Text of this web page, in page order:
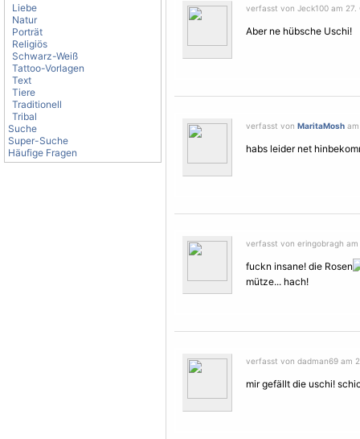
Liebe
Natur
Porträt
Religiös
Schwarz-Weiß
Tattoo-Vorlagen
Text
Tiere
Traditionell
Tribal
Suche
Super-Suche
Häufige Fragen
verfasst von Jeck100 am 27.
Aber ne hübsche Uschi!
verfasst von MaritaMosh
habs leider net
verfasst von eringobragh
fuckn insane! die Rosen
mütze... hach!
verfasst von dadman69 am
mir gefällt die uschi!